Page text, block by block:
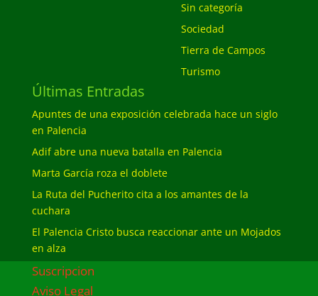
Sin categoría
Sociedad
Tierra de Campos
Turismo
Últimas Entradas
Apuntes de una exposición celebrada hace un siglo
en Palencia
Adif abre una nueva batalla en Palencia
Marta García roza el doblete
La Ruta del Pucherito cita a los amantes de la
cuchara
El Palencia Cristo busca reaccionar ante un Mojados
en alza
Suscripcion
Aviso Legal